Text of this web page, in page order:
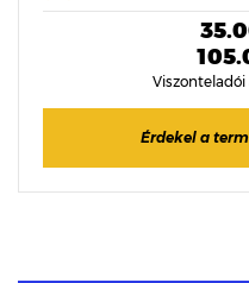
Viszonteladói
Érdekel a